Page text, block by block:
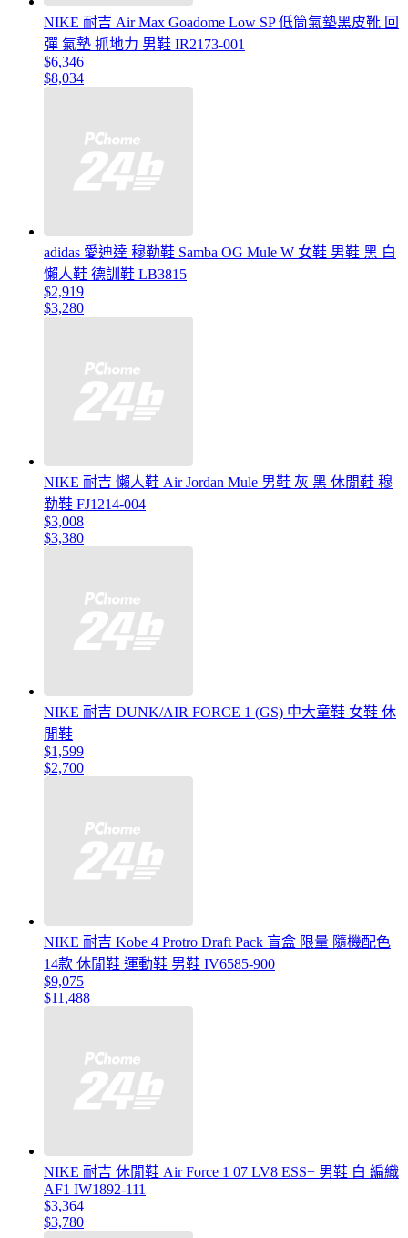
NIKE 耐吉 Air Max Goadome Low SP 低筒氣墊黑皮靴 回
彈 氣墊 抓地力 男鞋 IR2173-001
$6,346
$8,034
adidas 愛迪達 穆勒鞋 Samba OG Mule W 女鞋 男鞋 黑 白
懶人鞋 德訓鞋 LB3815
$2,919
$3,280
NIKE 耐吉 懶人鞋 Air Jordan Mule 男鞋 灰 黑 休閒鞋 穆
勒鞋 FJ1214-004
$3,008
$3,380
NIKE 耐吉 DUNK/AIR FORCE 1 (GS) 中大童鞋 女鞋 休
閒鞋
$1,599
$2,700
NIKE 耐吉 Kobe 4 Protro Draft Pack 盲盒 限量 隨機配色
14款 休閒鞋 運動鞋 男鞋 IV6585-900
$9,075
$11,488
NIKE 耐吉 休閒鞋 Air Force 1 07 LV8 ESS+ 男鞋 白 編織
AF1 IW1892-111
$3,364
$3,780